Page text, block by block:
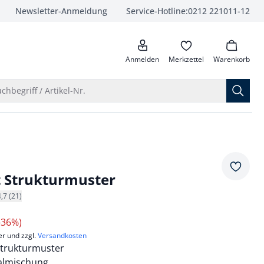
Newsletter-Anmeldung Service-Hotline:0212 221011-12
anrufen
Anmelden Merkzettel Warenkorb
/ Artikel-Nr.
Strukturmuster
(21)
und zzgl.Versandkosten